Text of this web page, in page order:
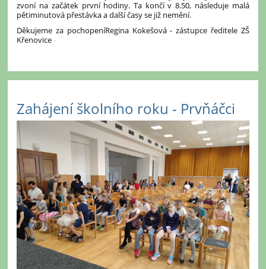
zvoní na začátek první hodiny. Ta končí v 8.50, následuje malá
pětiminutová přestávka a další časy se již nemění.
Děkujeme za pochopeníRegina Kokešová - zástupce ředitele ZŠ
Křenovice
Zahájení školního roku - Prvňáčci